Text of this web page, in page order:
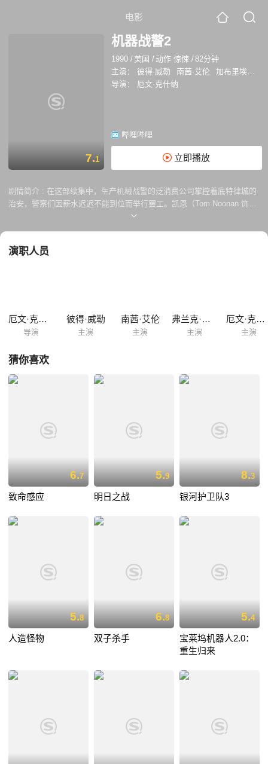
电影
7.1
机器战警2
1990 / 美国 / 动作 惊悚 /82分钟
主演：
彼得·威勒 南茜·艾伦
加布里埃尔·达蒙
导演：
厄文·克什纳
哔哩哔哩
立即播放
剧情简介 : 在这部续集中，生产机械战警的泛消费公司掌控着底特律城的
治安，警察们因薪水迟迟不能到位而举行罢工。凯恩（Tom Noonan 饰）
旗下的犯罪集团依靠制造风靡各地的毒品“纽克”大发横财，社会治安极度
费公司趁市政府财务困难，凭合同欲将城市行政纳入公司范畴，泛消费的
演职人员
厄文·克什纳
导演
彼得·威勒
主演
南茜·艾伦
主演
弗兰克·米勒
主演
厄文·克什纳
主演
猜你喜欢
6.7
致命感应
5.9
明日之战
8.3
银河护卫队3
5.8
人造怪物
6.8
双子杀手
5.4
宝莱坞机器人2.0：
重生归来